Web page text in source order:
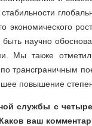
экономического
научно
Мы также
трансграничным
повышение
службы с
ваш